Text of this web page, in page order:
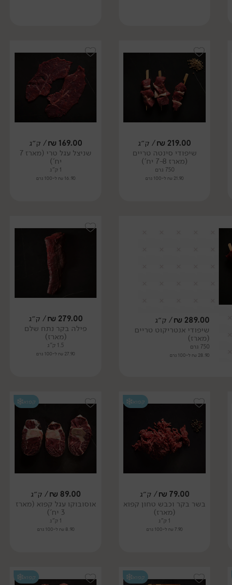
219.00
₪/ ק״ג
שיפודי סינטה טריים
(מארז 7-8 יח')
750 גרם
21.90 ₪ ל-100 גרם
169.00
₪/ ק״ג
שניצל עגל טרי (מארז 7
יח')
1 ק"ג
16.90 ₪ ל-100 גרם
289.00
₪/ ק״ג
שיפודי אנטריקוט טריים
(מארז)
750 גרם
28.90 ₪ ל-100 גרם
279.00
₪/ ק״ג
פילה בקר נתח שלם
(מארז)
1.5 ק"ג
27.90 ₪ ל-100 גרם
קפוא
79.00
₪/ ק״ג
בשר בקר וכבש טחון קפוא
(מארז)
1 ק"ג
7.90 ₪ ל-100 גרם
קפוא
89.00
₪/ ק״ג
אוסובוקו עגל קפוא (מארז
3 יח')
1 ק"ג
8.90 ₪ ל-100 גרם
קפוא קפוא